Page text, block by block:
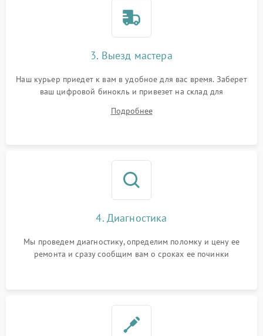
3. Выезд мастера
Наш курьер приедет к вам в удобное для вас время. Заберет
ваш цифровой бинокль и привезет на склад для
Подробнее
4. Диагностика
Мы проведем диагностику, определим поломку и цену ее
ремонта и сразу сообщим вам о сроках ее починки